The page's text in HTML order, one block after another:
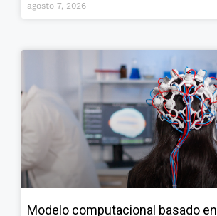
agosto 7, 2026
Modelo computacional basado en